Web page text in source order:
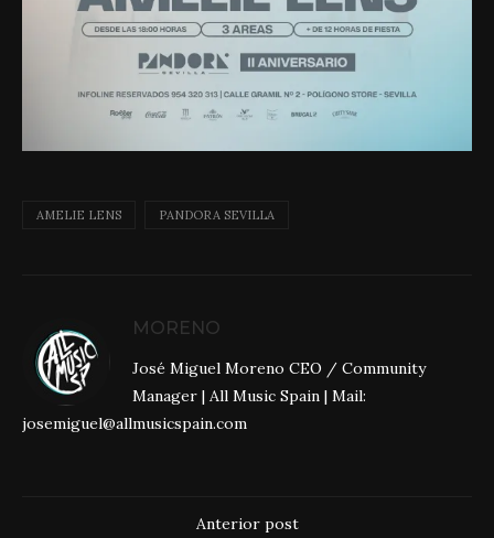
AMELIE LENS PANDORA SEVILLA
MORENO
José Miguel Moreno CEO / Community
Manager | All Music Spain | Mail:
josemiguel@allmusicspain.com
Anterior post